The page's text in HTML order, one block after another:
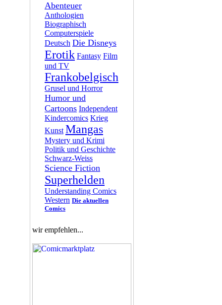
Abenteuer
Anthologien
Biographisch
Computerspiele
Deutsch Die Disneys
Erotik Fantasy Film
und TV
Frankobelgisch
Grusel und Horror
Humor und
Cartoons Independent
Kindercomics Krieg
Kunst Mangas
Mystery und Krimi
Politik und Geschichte
Schwarz-Weiss
Science Fiction
Superhelden
Understanding Comics
Western Die aktuellen
Comics
wir empfehlen...